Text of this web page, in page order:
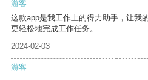
游客
这款app是我工作上的得力助手，让我
更轻松地完成工作任务。
2024-02-03
游客